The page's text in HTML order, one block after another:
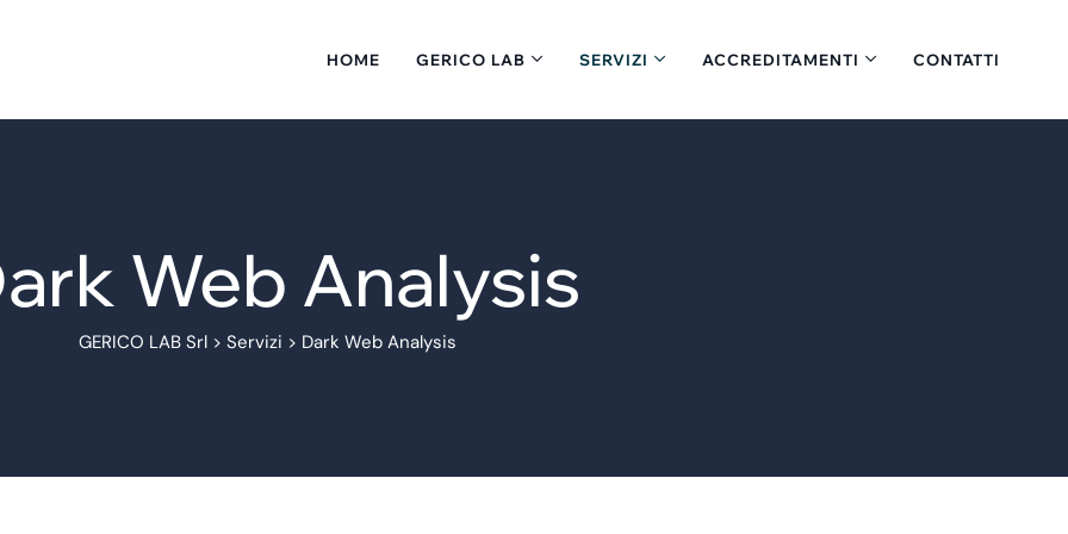
HOME GERICO LAB SERVIZI ACCREDITAMENTI CONTATTI
Web Analysis
GERICO LAB Srl> Servizi > Dark Web Analysis